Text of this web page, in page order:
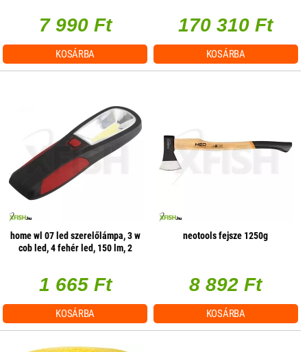
7 990 Ft
KOSÁRBA
170 310 Ft
KOSÁRBA
home wl 07 led szerelőlámpa, 3 w
cob led, 4 fehér led, 150 lm, 2
1 665 Ft
KOSÁRBA
neotools fejsze 1250g
8 892 Ft
KOSÁRBA